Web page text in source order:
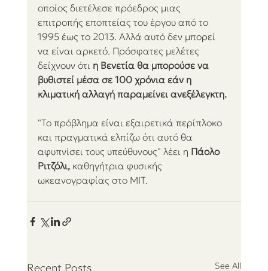
οποίος διετέλεσε πρόεδρος μιας
επιτροπής εποπτείας του έργου από το
1995 έως το 2013. Αλλά αυτό δεν μπορεί
να είναι αρκετό. Πρόσφατες μελέτες
δείχνουν ότι η Βενετία θα μπορούσε να
βυθιστεί μέσα σε 100 χρόνια εάν η
κλιματική αλλαγή παραμείνει ανεξέλεγκτη.
"Το πρόβλημα είναι εξαιρετικά περίπλοκο
και πραγματικά ελπίζω ότι αυτό θα
αφυπνίσει τους υπεύθυνους" λέει η Πάολο
Ριτζόλι, καθηγήτρια φυσικής
ωκεανογραφίας στο MIT.
Recent Posts See All